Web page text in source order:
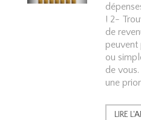
! 2-
de
peuvent
ou
de
une
LIRE